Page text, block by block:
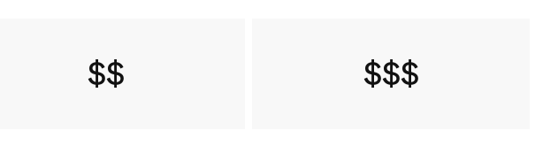
$$ $$$